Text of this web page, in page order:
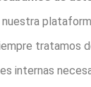
tratamos
internas